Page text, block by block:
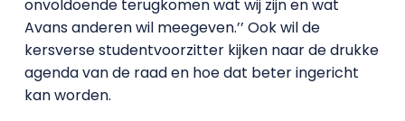
onvoldoende terugkomen wat wij zijn en wat
Avans anderen wil meegeven.’’ Ook wil de
kersverse studentvoorzitter kijken naar de drukke
agenda van de raad en hoe dat beter ingericht
kan worden.